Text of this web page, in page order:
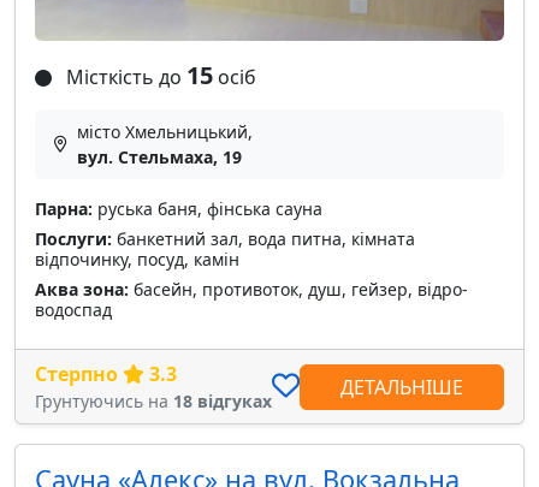
Місткість до 15 осіб
місто Хмельницький,
вул. Стельмаха, 19
Парна: руська баня, фінська сауна
Послуги: банкетний зал, вода питна, кімната
відпочинку, посуд, камін
Аква зона: басейн, противоток, душ, гейзер, відро-
водоспад
Стерпно 3.3
Грунтуючись на 18 відгуках
ДЕТАЛЬНІШЕ
Сауна «Алекс» на вул. Вокзальна